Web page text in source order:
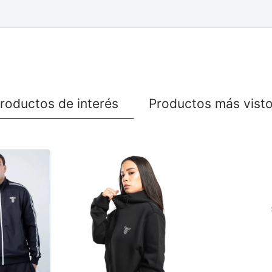
de interés Productos más